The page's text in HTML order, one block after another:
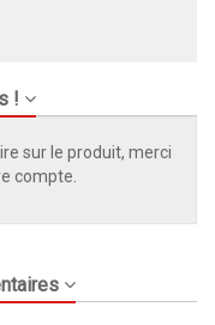
!
sur le produit, merci
compte.